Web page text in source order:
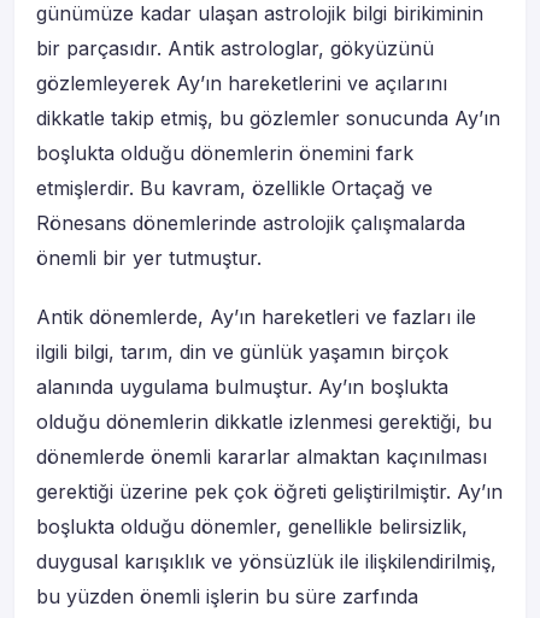
günümüze kadar ulaşan astrolojik bilgi birikiminin
bir parçasıdır. Antik astrologlar, gökyüzünü
gözlemleyerek Ay’ın hareketlerini ve açılarını
dikkatle takip etmiş, bu gözlemler sonucunda Ay’ın
boşlukta olduğu dönemlerin önemini fark
etmişlerdir. Bu kavram, özellikle Ortaçağ ve
Rönesans dönemlerinde astrolojik çalışmalarda
önemli bir yer tutmuştur.
Antik dönemlerde, Ay’ın hareketleri ve fazları ile
ilgili bilgi, tarım, din ve günlük yaşamın birçok
alanında uygulama bulmuştur. Ay’ın boşlukta
olduğu dönemlerin dikkatle izlenmesi gerektiği, bu
dönemlerde önemli kararlar almaktan kaçınılması
gerektiği üzerine pek çok öğreti geliştirilmiştir. Ay’ın
boşlukta olduğu dönemler, genellikle belirsizlik,
duygusal karışıklık ve yönsüzlük ile ilişkilendirilmiş,
bu yüzden önemli işlerin bu süre zarfında